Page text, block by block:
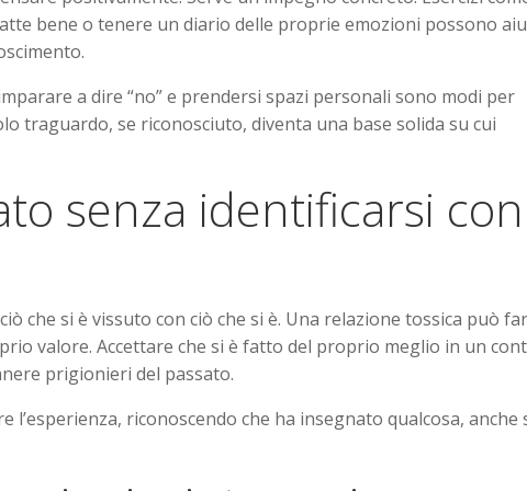
bene o tenere un diario delle proprie emozioni possono
a dire “no” e prendersi spazi personali sono modi per
traguardo, se riconosciuto, diventa una base solida su cui
senza identificarsi con
che si è vissuto con ciò che si è. Una relazione tossica può far
valore. Accettare che si è fatto del proprio meglio in un
prigionieri del passato.
riconoscendo che ha insegnato qualcosa, anche